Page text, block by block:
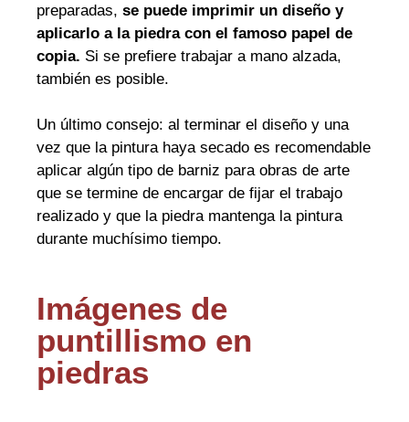
preparadas, se puede imprimir un diseño y
aplicarlo a la piedra con el famoso papel de
copia. Si se prefiere trabajar a mano alzada,
también es posible.
Un último consejo: al terminar el diseño y una
vez que la pintura haya secado es recomendable
aplicar algún tipo de barniz para obras de arte
que se termine de encargar de fijar el trabajo
realizado y que la piedra mantenga la pintura
durante muchísimo tiempo.
Imágenes de
puntillismo en
piedras